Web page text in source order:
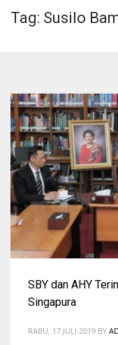
Tag: Susilo
SBY dan AHY
Singapura
RABU, 17 JULI 2019 BY